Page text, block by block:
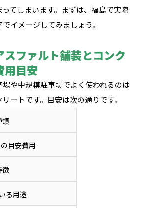
てしまいます。まずは、福島で実際
イメージしてみましょう。
ファルト舗装とコンク
用目安
や中規模駐車場でよく使われるのは
ートです。目安は次の通りです。
類
目安費用
徴
る用途